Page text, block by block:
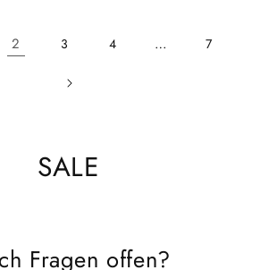
2 3 4 … 7
K
SALE
Fragen offen?